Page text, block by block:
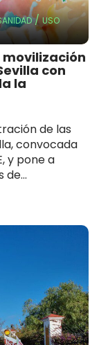
/USO
movilización
con
la
de las
convocada
y pone a
de...